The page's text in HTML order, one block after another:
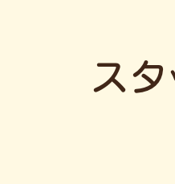
トリミング受付
ス